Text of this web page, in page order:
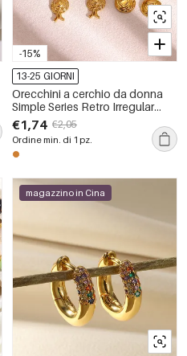
-15%
13-25 GIORNI
Orecchini a cerchio da donna
Simple Series Retro Irregular
Shape Fruit in acciaio
inossidabile, impermeabili, color
oro.
€1,74 €2,05
Ordine min. di 1 pz.
magazzino in Cina